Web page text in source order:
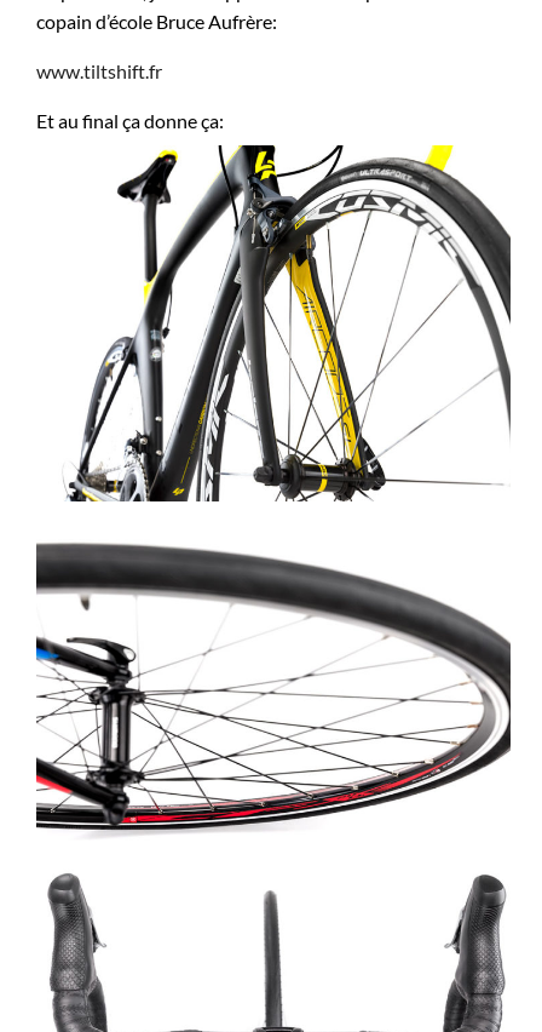
copain d’école Bruce Aufrère:
www.tiltshift.fr
Et au final ça donne ça: